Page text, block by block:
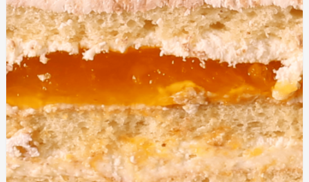
Raw & Vegan
Торты / Пирожные
Сюрпризы
Топпер